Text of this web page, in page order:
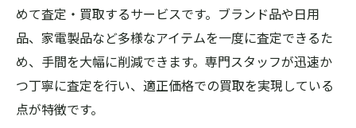
高価現金化につながる査定アップ術
効率的な現金化のための時間短縮テクニッ
ク
奈良県橿原市買取大吉での現金化事例
奈良県橿原市買取大吉で叶う即日現金化のコツ
めて査定・買取するサービスです。ブランド品や日用
品、家電製品など多様なアイテムを一度に査定できるた
め、手間を大幅に削減できます。専門スタッフが迅速か
つ丁寧に査定を行い、適正価格での買取を実現している
点が特徴です。